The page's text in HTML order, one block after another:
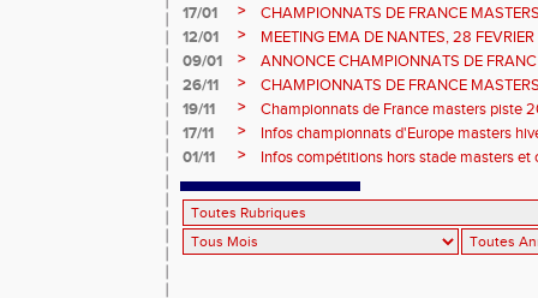
17/01
>
CHAMPIONNATS DE FRANCE
informations sur les inscriptions et report
12/01 >
MEETING EMA DE NANTES, 28
09/01
>
ANNONCE CHAMPIONNATS DE
ÉPREUVES COMBINÉES ET ÉPREUVES
26/11 >
CHAMPIONNATS DE FRANCE
2026, site de l'organisation.
19/11 >
Championnats de France masters piste
17/11
>
Infos championnats d'Europe masters
01/11
> Infos compétitions hors stade masters et